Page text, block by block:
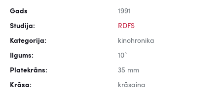
Gads 1991
Studija: RDFS
Kategorija: kinohronika
Ilgums: 10`
Platekrāns: 35 mm
Krāsa: krāsaina